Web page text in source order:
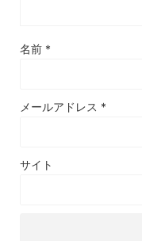
名前 *
メールアドレス *
サイト